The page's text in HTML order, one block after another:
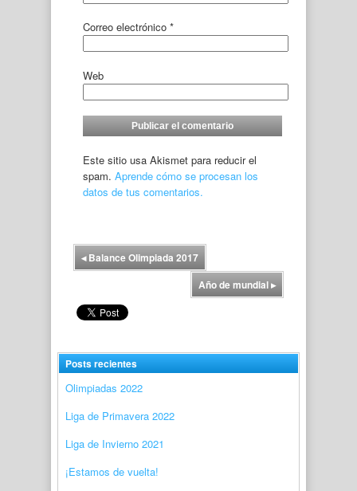
Correo electrónico *
Web
Este sitio usa Akismet para reducir el
spam. Aprende cómo se procesan los
datos de tus comentarios.
◂Balance Olimpiada 2017
Año de mundial▸
Posts recientes
Olimpiadas 2022
Liga de Primavera 2022
Liga de Invierno 2021
¡Estamos de vuelta!